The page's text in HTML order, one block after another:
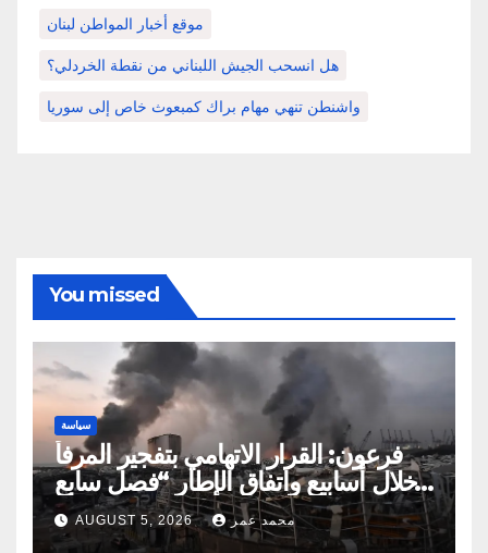
موقع أخبار المواطن لبنان
هل انسحب الجيش اللبناني من نقطة الخردلي؟
واشنطن تنهي مهام براك كمبعوث خاص إلى سوريا
You missed
سياسة
فرعون: القرار الاتهامي بتفجير المرفأ
خلال أسابيع واتفاق الإطار “فصل سابع
ونصف”
AUGUST 5, 2026 محمد عمر